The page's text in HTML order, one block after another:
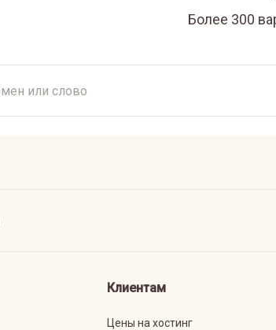
Более 300
Клиентам
Цены на хостинг